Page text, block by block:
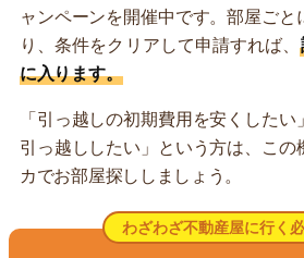
ャンペーンを開催中です。部屋ごと
り、条件をクリアして申請すれば、
に入ります。
「引っ越しの初期費用を安くした
引っ越ししたい」という方は、この
カでお部屋探ししましょう。
わざわざ不動産屋に行く